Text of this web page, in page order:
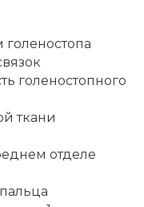
голеностопного
ткани
отделе